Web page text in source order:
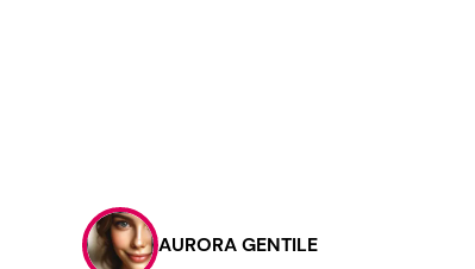
Contattaci
PubblicitàAURORA GENTILE